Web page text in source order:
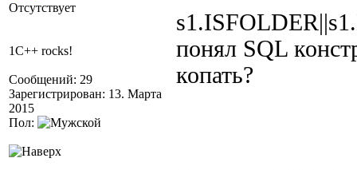
Отсутствует
1C++ rocks!
Сообщений: 29
Зарегистрирован: 13. Марта
2015
Пол:
понял SQL
копать?